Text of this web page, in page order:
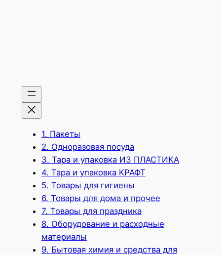
1. Пакеты
2. Одноразовая посуда
3. Тара и упаковка ИЗ ПЛАСТИКА
4. Тара и упаковка КРАФТ
5. Товары для гигиены
6. Товары для дома и прочее
7. Товары для праздника
8. Оборудование и расходные
материалы
9. Бытовая химия и средства для